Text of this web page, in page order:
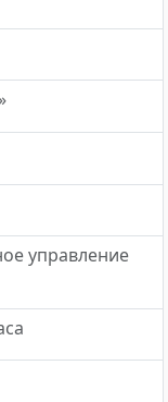
управление